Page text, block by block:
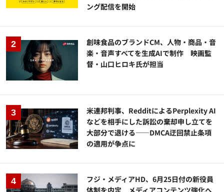
ング配信を開始
創味食品のブランドCM、人物・商品・音
楽・音声すべてを生成AIで制作 映画監
督・山口ヒロキ氏が担当
米連邦判事、RedditによるPerplexity AI
などを相手にした訴訟の棄却申し立てを
大部分で退ける——DMCA迂回禁止条項
の適用が争点に
フジ・メディアHD、6月25日付の新役員
体制を内定 メディアコンテンツ強化へ